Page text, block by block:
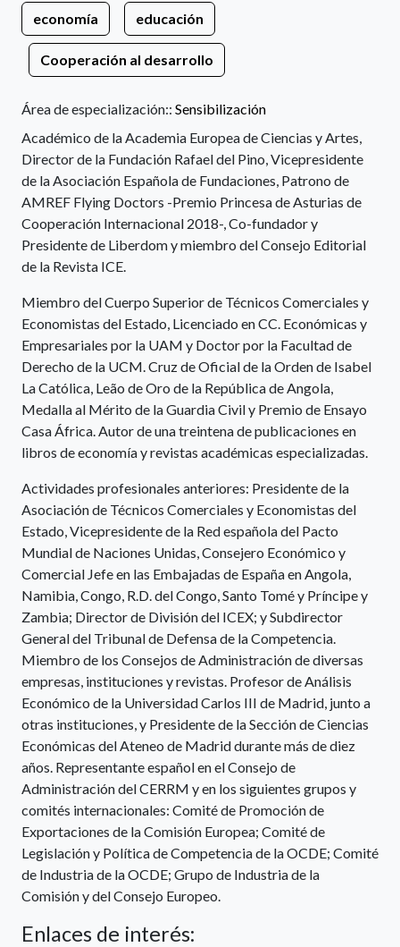
economía educación
Cooperación al desarrollo
Área de especialización:: Sensibilización
Académico de la Academia Europea de Ciencias y Artes,
Director de la Fundación Rafael del Pino, Vicepresidente
de la Asociación Española de Fundaciones, Patrono de
AMREF Flying Doctors -Premio Princesa de Asturias de
Cooperación Internacional 2018-, Co-fundador y
Presidente de Liberdom y miembro del Consejo Editorial
de la Revista ICE.
Miembro del Cuerpo Superior de Técnicos Comerciales y
Economistas del Estado, Licenciado en CC. Económicas y
Empresariales por la UAM y Doctor por la Facultad de
Derecho de la UCM. Cruz de Oficial de la Orden de Isabel
La Católica, Leão de Oro de la República de Angola,
Medalla al Mérito de la Guardia Civil y Premio de Ensayo
Casa África. Autor de una treintena de publicaciones en
libros de economía y revistas académicas especializadas.
Actividades profesionales anteriores: Presidente de la
Asociación de Técnicos Comerciales y Economistas del
Estado, Vicepresidente de la Red española del Pacto
Mundial de Naciones Unidas, Consejero Económico y
Comercial Jefe en las Embajadas de España en Angola,
Namibia, Congo, R.D. del Congo, Santo Tomé y Príncipe y
Zambia; Director de División del ICEX; y Subdirector
General del Tribunal de Defensa de la Competencia.
Miembro de los Consejos de Administración de diversas
empresas, instituciones y revistas. Profesor de Análisis
Económico de la Universidad Carlos III de Madrid, junto a
otras instituciones, y Presidente de la Sección de Ciencias
Económicas del Ateneo de Madrid durante más de diez
años. Representante español en el Consejo de
Administración del CERRM y en los siguientes grupos y
comités internacionales: Comité de Promoción de
Exportaciones de la Comisión Europea; Comité de
Legislación y Política de Competencia de la OCDE; Comité
de Industria de la OCDE; Grupo de Industria de la
Comisión y del Consejo Europeo.
Enlaces de interés: